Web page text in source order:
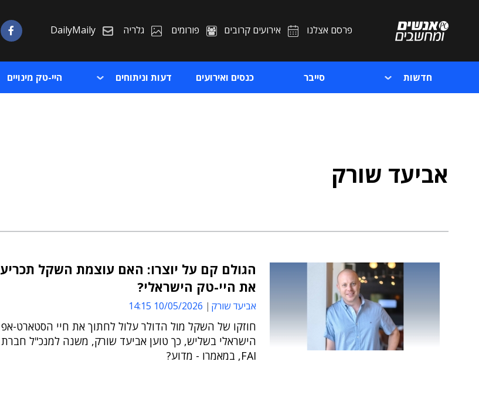
פרסם אצלנו אירועים קרובים פורומים גלריה DailyMaily
חדשות סייבר כנסים ואירועים דעות וניתוחים היי-טק מינויים
אביעד שורק
הגולם קם על יוצרו: האם עוצמת השקל תכריע
את היי-טק הישראלי?
אביעד שורק 10/05/2026 14:15
חוזקו של השקל מול הדולר עלול לחתוך את חיי הסטארט-אפ
הישראלי בשליש, כך טוען אביעד שורק, משנה למנכ"ל חברת
FAI, במאמרו - מדוע?